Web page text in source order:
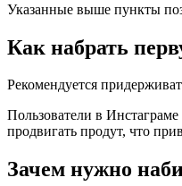
Указанные выше пункты
Как набрать
Рекомендуется
Пользователи в
продвигать продут, что
Зачем нужно